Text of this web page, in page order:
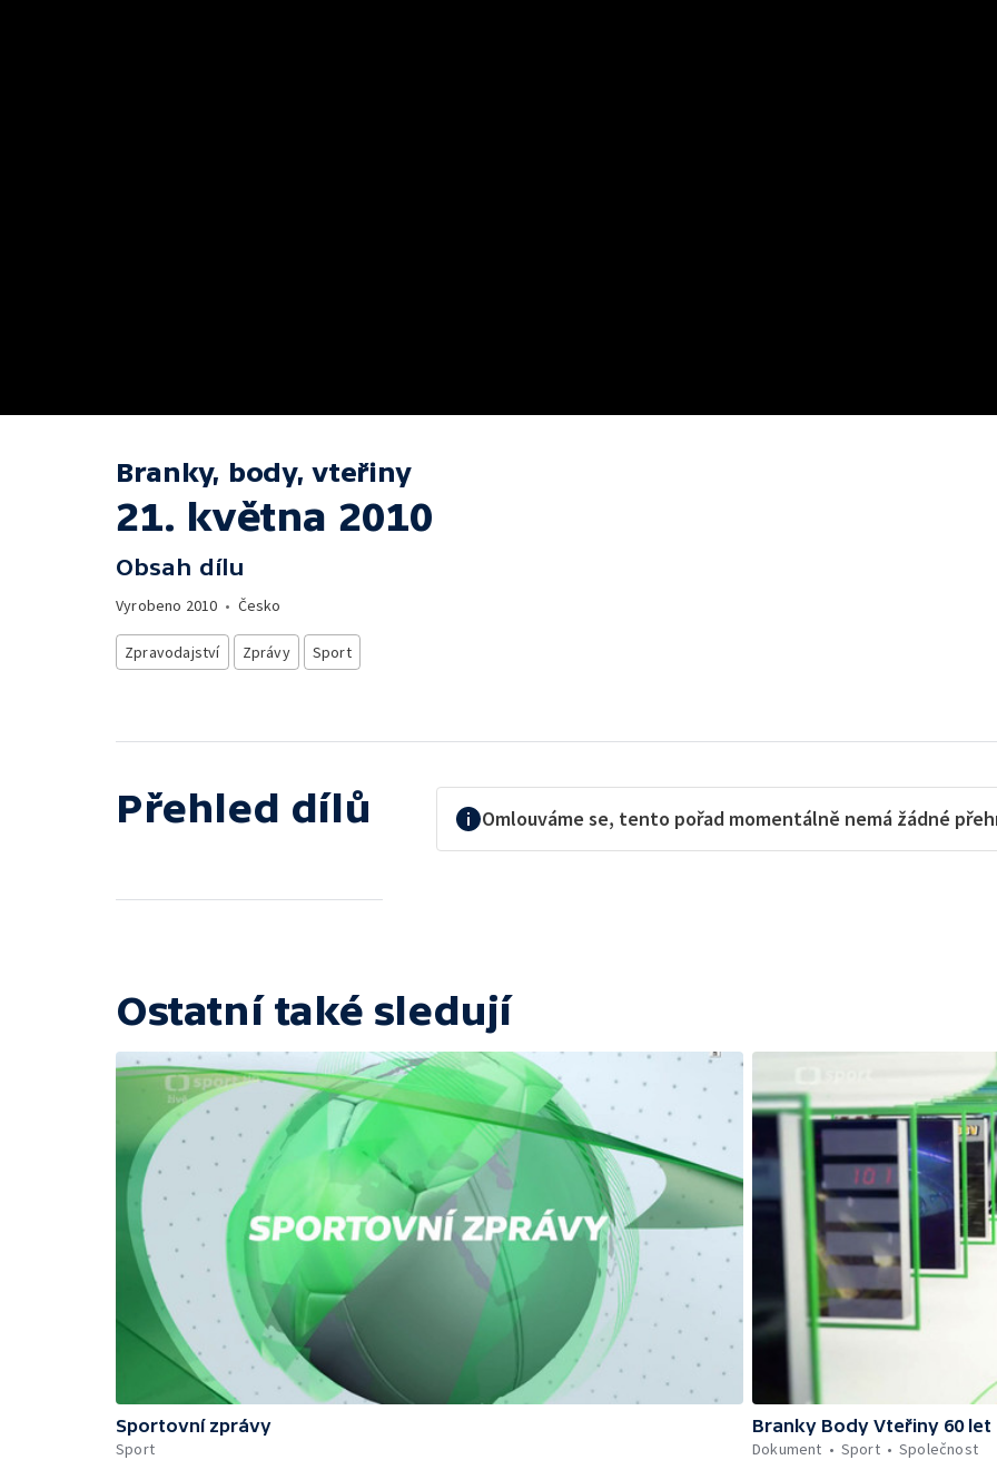
Branky, body, vteřiny
21. května 2010
Obsah dílu
Vyrobeno 2010 • Česko
Zpravodajství Zprávy Sport
Přehled dílů Omlouváme se, tento pořad momentálně nemá žádné
Ostatní také sledují
Sportovní zprávy
Sport
Branky Body Vteřiny 60 let
Dokument
Sport Společnost